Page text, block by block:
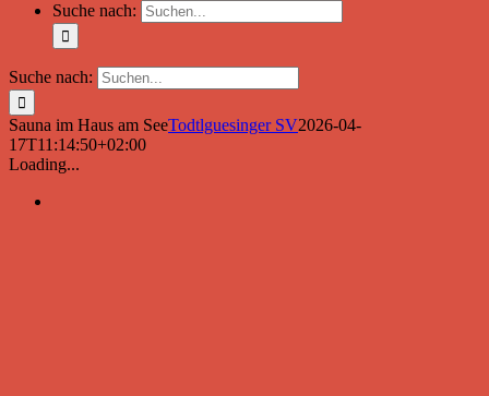
Suche nach:
Suche nach:
Sauna im Haus am SeeTodtlguesinger SV2026-04-
17T11:14:50+02:00
Loading...